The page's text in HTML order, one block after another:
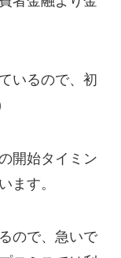
いるので、初
開始タイミン
ます。
ので、急いで